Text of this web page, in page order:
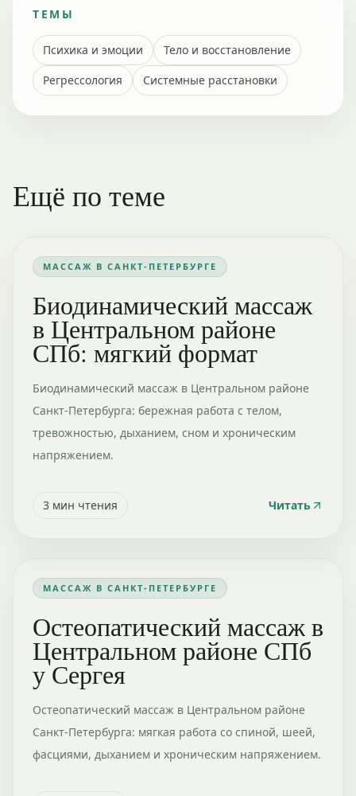
ТЕМЫ
Психика и эмоции
Тело и восстановление
Регрессология
Системные расстановки
Ещё по теме
МАССАЖ В САНКТ-ПЕТЕРБУРГЕ
Биодинамический массаж
в Центральном районе
СПб: мягкий формат
Биодинамический массаж в Центральном районе
Санкт-Петербурга: бережная работа с телом,
тревожностью, дыханием, сном и хроническим
напряжением.
3 мин чтения Читать
МАССАЖ В САНКТ-ПЕТЕРБУРГЕ
Остеопатический массаж в
Центральном районе СПб
у Сергея
Остеопатический массаж в Центральном районе
Санкт-Петербурга: мягкая работа со спиной, шеей,
фасциями, дыханием и хроническим напряжением.